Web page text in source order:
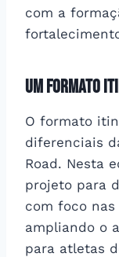
com a
Um formato
O formato
diferenciais
Road. Nesta
projeto para
com foco nas
ampliando o
para atletas